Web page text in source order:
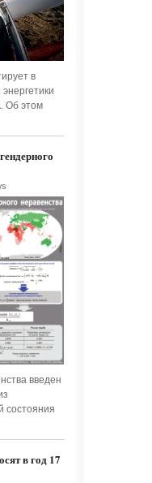
в
Об этом
введен
состояния
в год 17